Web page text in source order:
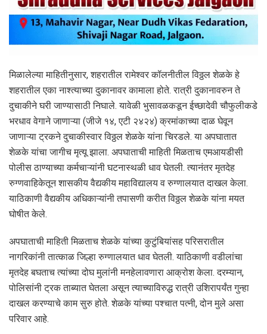
मिळालेल्या माहितीनुसार, शहरातील रामेश्वर कॉलनीतील विठ्ठल शेळके हे
शहरातील एका नाश्त्याच्या दुकानावर कामाला होते. रात्री दुकानावरुन ते
दुचाकीने घरी जाण्यासाठी निघाले. यावेळी भुसावळकडून ईच्छादेवी चौफुलीकडे
भरधाव वेगाने जाणाऱ्या (जीजे १४, एटी २४२४) क्रमांकाच्या दाळ घेवून
जाणाऱ्या ट्रकने दुचाकीस्वार विठ्ठल शेळके यांना चिरडले. या अपघातात
शेळके यांचा जागीच मृत्यू झाला. अपघाताची माहिती मिळताच एमआयडीसी
पोलीस ठाण्याच्या कर्मचाऱ्यांनी घटनास्थळी धाव घेतली. त्यानंतर मृतदेह
रुग्णवाहिकेतून शासकीय वैद्यकीय महाविद्यालय व रुग्णालयात दाखल केला.
याठिकाणी वैद्यकीय अधिकाऱ्यांनी तपासणी करीत विठ्ठल शेळके यांना मयत
घोषीत केले.
अपघाताची माहिती मिळताच शेळके यांच्या कुटुंबियांसह परिसरातील
नागरिकांनी तात्काळ जिल्हा रुग्णालयात धाव घेतली. याठिकाणी वडीलांचा
मृतदेह बघताच त्यांच्या दोघ मुलांनी मनहेलावणारा आक्रोश केला. दरम्यान,
पोलिसांनी ट्रक ताब्यात घेतला असून त्याच्याविरुद्ध रात्री उशिरापर्यंत गुन्हा
दाखल करण्याचे काम सुरु होते. शेळके यांच्या पश्चात पत्नी, दोन मुले असा
परिवार आहे.